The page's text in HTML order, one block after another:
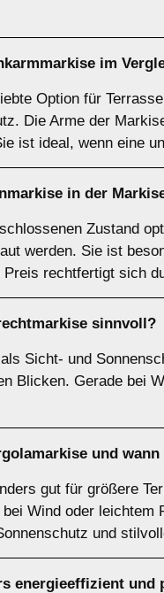
im
Option für
Die Arme der
ist ideal, wenn eine
in der
Zustand
werden. Sie ist
rechtfertigt sich
sinnvoll?
Sicht- und
Blicken. Gerade bei
und
gut für größere
Wind oder
und
energieeffizient und